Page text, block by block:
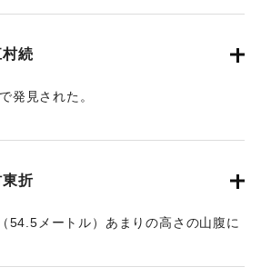
村続
発見された。
東折
54.5メートル）あまりの高さの山腹に
ったまま滑り降ちて自宅の屋根の上